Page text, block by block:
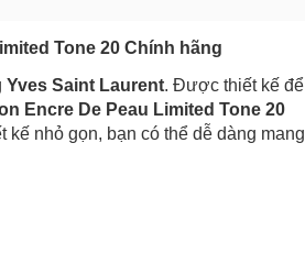
Tone 20 Chính hãng
Yves Saint Laurent. Được thiết kế để
Encre De Peau Limited Tone 20
nhỏ gọn, bạn có thể dễ dàng mang